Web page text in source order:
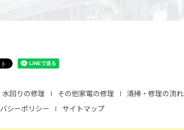
回りの修理 その他家電の修理 清掃・修理の流れ
シーポリシー サイトマップ